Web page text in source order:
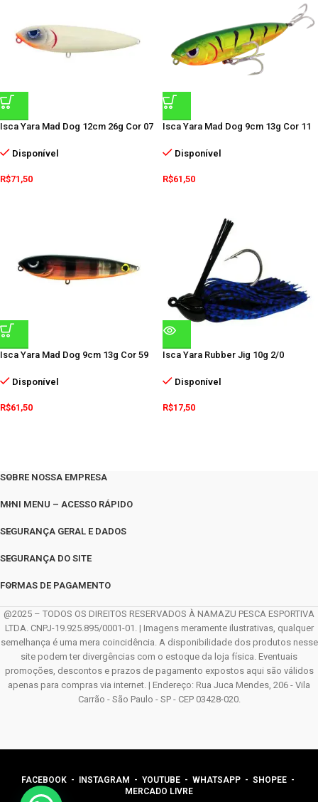
Isca Yara Mad Dog 12cm 26g Cor 07
Disponível
R$71,50
Isca Yara Mad Dog 9cm 13g Cor 11
Disponível
R$61,50
Isca Yara Mad Dog 9cm 13g Cor 59
Disponível
R$61,50
Isca Yara Rubber Jig 10g 2/0
Disponível
R$17,50
SOBRE NOSSA EMPRESA
MINI MENU – ACESSO RÁPIDO
SEGURANÇA GERAL E DADOS
SEGURANÇA DO SITE
FORMAS DE PAGAMENTO
@2025 – TODOS OS DIREITOS RESERVADOS À NAMAZU PESCA ESPORTIVA
LTDA. CNPJ-19.925.895/0001-01. | Imagens meramente ilustrativas, qualquer
semelhança é uma mera coincidência. A disponibilidade dos produtos nesse
site podem ter divergências com o estoque da loja física. Eventuais
promoções, descontos e prazos de pagamento expostos aqui são válidos
apenas para compras via internet. | Endereço: Rua Juca Mendes, 206 - Vila
Carrão - São Paulo - SP - CEP 03428-020.
FACEBOOK - INSTAGRAM - YOUTUBE - WHATSAPP - SHOPEE -
MERCADO LIVRE